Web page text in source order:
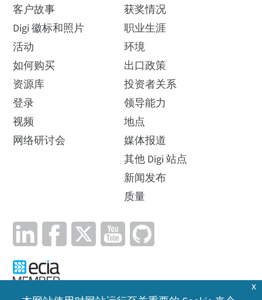
客户故事
Digi 徽标和照片
活动
如何购买
资源库
登录
视频
网络研讨会
获奖情况
职业生涯
环境
出口政策
投资者关系
领导能力
地点
媒体报道
其他 Digi 站点
新闻发布
质量
x